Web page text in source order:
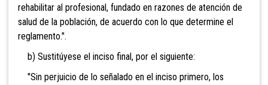
rehabilitar al profesional, fundado en razones de atención de
salud de la población, de acuerdo con lo que determine el
reglamento.".
b) Sustitúyese el inciso final, por el siguiente:
"Sin perjuicio de lo señalado en el inciso primero, los